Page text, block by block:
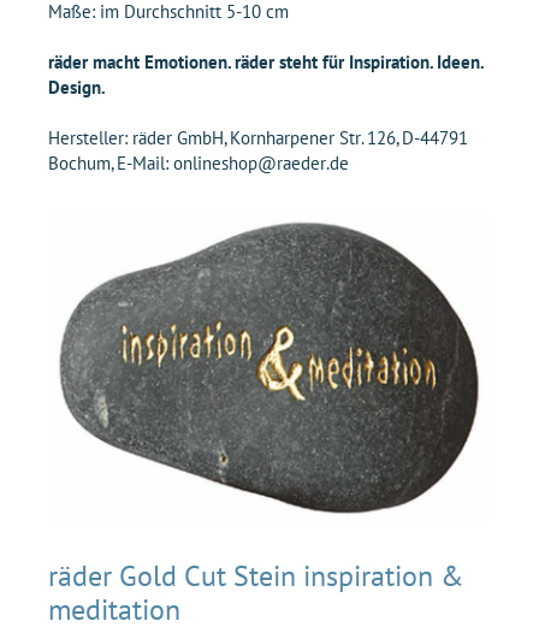
Maße: im Durchschnitt 5-10 cm
räder macht Emotionen. räder steht für Inspiration. Ideen.
Design.
Hersteller: räder GmbH, Kornharpener Str. 126, D-44791
Bochum, E-Mail: onlineshop@raeder.de
räder Gold Cut Stein inspiration &
meditation